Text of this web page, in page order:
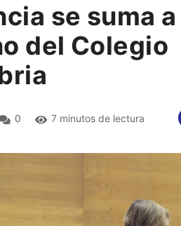
se suma a
del Colegio
0 7 minutos de lectura